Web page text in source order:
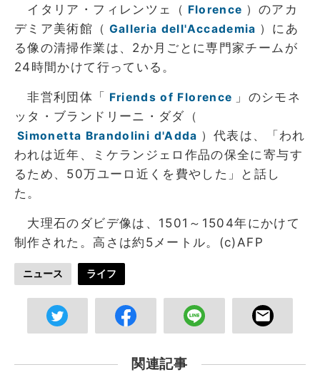
イタリア・フィレンツェ（ Florence ）のアカ
デミア美術館（ Galleria dell'Accademia ）にあ
る像の清掃作業は、2か月ごとに専門家チームが
24時間かけて行っている。
非営利団体「 Friends of Florence 」のシモネ
ッタ・ブランドリーニ・ダダ（
Simonetta Brandolini d'Adda ）代表は、「われ
われは近年、ミケランジェロ作品の保全に寄与す
るため、50万ユーロ近くを費やした」と話し
た。
大理石のダビデ像は、1501～1504年にかけて
制作された。高さは約5メートル。(c)AFP
ニュース ライフ
関連記事